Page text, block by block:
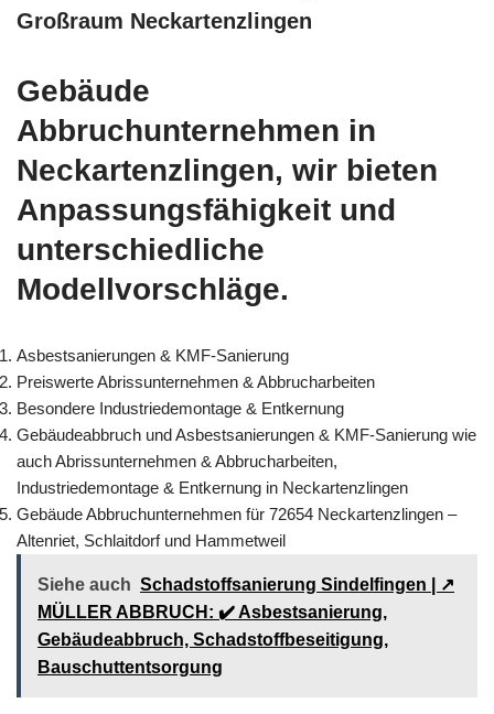
Großraum Neckartenzlingen
Gebäude
Abbruchunternehmen in
Neckartenzlingen, wir bieten
Anpassungsfähigkeit und
unterschiedliche
Modellvorschläge.
Asbestsanierungen & KMF-Sanierung
Preiswerte Abrissunternehmen & Abbrucharbeiten
Besondere Industriedemontage & Entkernung
Gebäudeabbruch und Asbestsanierungen & KMF-Sanierung wie
auch Abrissunternehmen & Abbrucharbeiten,
Industriedemontage & Entkernung in Neckartenzlingen
Gebäude Abbruchunternehmen für 72654 Neckartenzlingen –
Altenriet, Schlaitdorf und Hammetweil
Siehe auch Schadstoffsanierung Sindelfingen | ↗️
MÜLLER ABBRUCH: ✔️ Asbestsanierung,
Gebäudeabbruch, Schadstoffbeseitigung,
Bauschuttentsorgung